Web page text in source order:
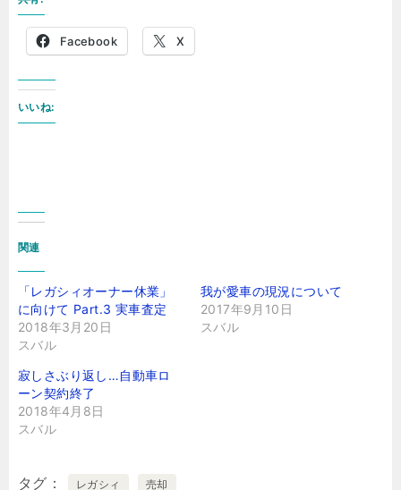
Facebook X
いいね:
関連
「レガシィオーナー休業」
に向けて Part.3 実車査定
2018年3月20日
スバル
我が愛車の現況について
2017年9月10日
スバル
寂しさぶり返し…自動車ロ
ーン契約終了
2018年4月8日
スバル
タグ レガシィ 売却